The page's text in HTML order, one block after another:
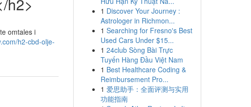
omtales i
h2-cbd-olje-
1 Discover Your Journey :
Astrologer in Richmon...
1 Searching for Fresno's Best
Used Cars Under $15...
1 24club Sòng Bài Trực
Tuyến Hàng Đầu Việt Nam
1 Best Healthcare Coding &
Reimbursement Pro...
1 爱思助手：全面评测与实用
功能指南